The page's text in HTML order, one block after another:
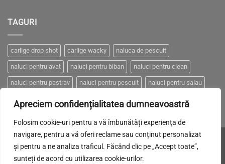
Apreciem confidențialitatea dumneavoastră
Folosim cookie-uri pentru a vă îmbunătăți experiența de
navigare, pentru a vă oferi reclame sau conținut personalizat
și pentru a ne analiza traficul. Făcând clic pe „Accept toate”,
sunteți de acord cu utilizarea cookie-urilor.
eficient
artificiale?
De
năluci
în
loc
de
momeală
naturală
pentru
TAGURI
carlige drop shot carlige wacky naluca de pescuit
naluci pentru avat naluci pentru biban naluci pentru clean
naluci pentru pastrav naluci pentru pescuit naluci pentru salau
naluci pentru somn naluci pentru stiuca
Made with LOVE byBrand-it. Visa MasterCardCash